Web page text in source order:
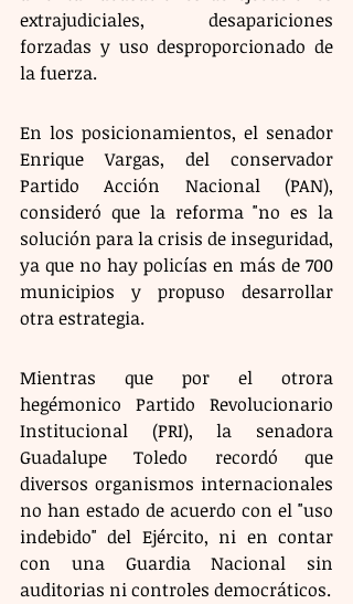
extrajudiciales, desapariciones
forzadas y uso desproporcionado de
la fuerza.
En los posicionamientos, el senador
Enrique Vargas, del conservador
Partido Acción Nacional (PAN),
consideró que la reforma "no es la
solución para la crisis de inseguridad,
ya que no hay policías en más de 700
municipios y propuso desarrollar
otra estrategia.
Mientras que por el otrora
hegémonico Partido Revolucionario
Institucional (PRI), la senadora
Guadalupe Toledo recordó que
diversos organismos internacionales
no han estado de acuerdo con el "uso
indebido" del Ejército, ni en contar
con una Guardia Nacional sin
auditorias ni controles democráticos.